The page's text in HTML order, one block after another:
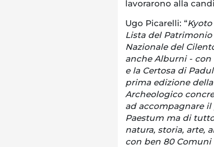
lavorarono alla
Ugo Picarelli: “
Lista del Patrimonio
Nazionale del
anche Alburni - con
e la Certosa di
prima edizione
Archeologico
ad accompagnare
Paestum ma di
natura, storia, arte,
con ben 80